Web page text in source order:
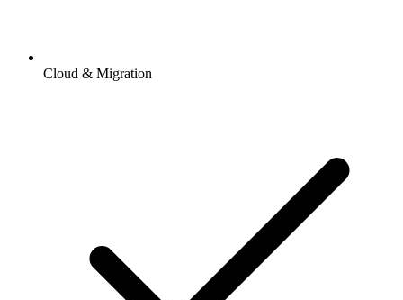
Cloud & Migration